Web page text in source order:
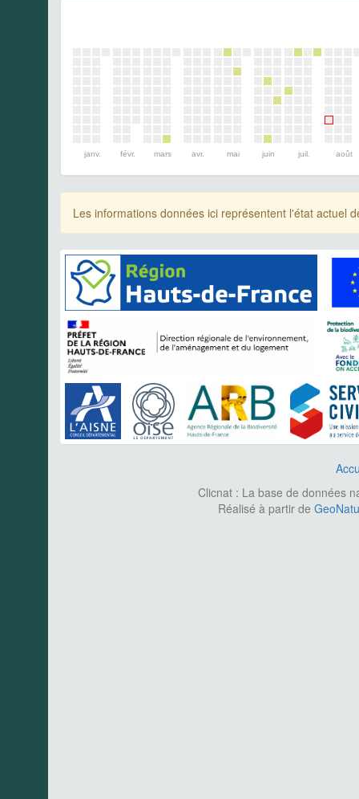
janv. févr. mars avr. mai juin juil. août
Les informations données ici représentent l'état actuel
Clicnat : La base de données
Réalisé à partir de